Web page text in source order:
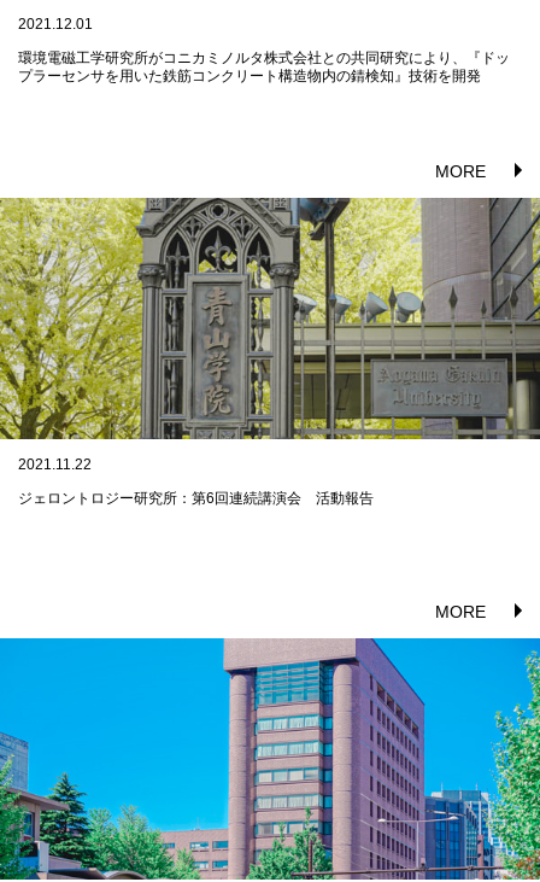
2021.12.01
環境電磁工学研究所がコニカミノルタ株式会社との共同研究により、『ドッ
プラーセンサを用いた鉄筋コンクリート構造物内の錆検知』技術を開発
MORE
2021.11.22
ジェロントロジー研究所：第6回連続講演会 活動報告
MORE